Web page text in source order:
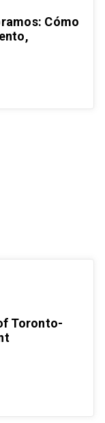
Cómo
Toronto-